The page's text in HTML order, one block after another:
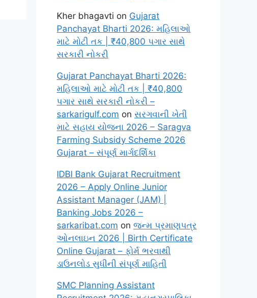
Kher bhagavti on Gujarat
Panchayat Bharti 2026: મહિલાઓ
માટે મોટી તક | ₹40,800 પગાર સાથે
સરકારી નોકરી
Gujarat Panchayat Bharti 2026:
મહિલાઓ માટે મોટી તક | ₹40,800
પગાર સાથે સરકારી નોકરી –
sarkarigulf.com on સરગવાની ખેતી
માટે સહાય યોજના 2026 – Saragva
Farming Subsidy Scheme 2026
Gujarat – સંપૂર્ણ માર્ગદર્શિકા
IDBI Bank Gujarat Recruitment
2026 – Apply Online Junior
Assistant Manager (JAM) |
Banking Jobs 2026 –
sarkaribat.com on જન્મ પ્રમાણપત્ર
ઓનલાઇન 2026 | Birth Certificate
Online Gujarat – ફોર્મ ભરવાથી
ડાઉનલોડ સુધીની સંપૂર્ણ માહિતી
SMC Planning Assistant